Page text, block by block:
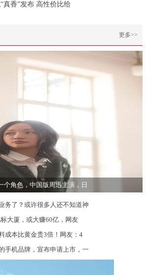
真香”发布 高性价比给
更多>>
个角色，中国版周迅主演，日
务了？或许很多人还不知道神
大厦，或大赚60亿，网友
成本比黄金贵3倍！网友：4
手机品牌，宣布申请上市，一